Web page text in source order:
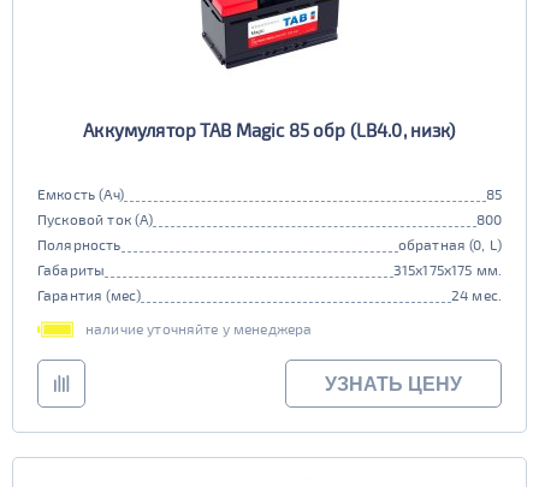
Аккумулятор TAB Magic 85 обр (LB4.0, низк)
Емкость (Ач)
85
Пусковой ток (А)
800
Полярность
обратная (0, L)
Габариты
315x175x175 мм.
Гарантия (мес)
24 мес.
наличие уточняйте у менеджера
УЗНАТЬ ЦЕНУ